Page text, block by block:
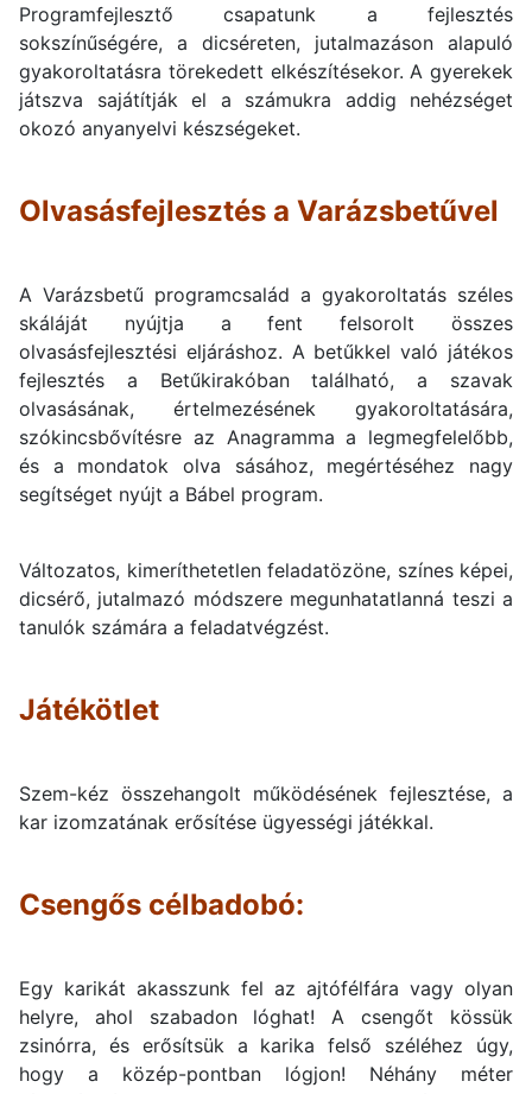
Programfejlesztő csapatunk a fejlesztés
sokszínűségére, a dicséreten, jutalmazáson alapuló
gyakoroltatásra törekedett elkészítésekor. A gyerekek
játszva sajátítják el a számukra addig nehézséget
okozó anyanyelvi készségeket.
Olvasásfejlesztés a Varázsbetűvel
A Varázsbetű programcsalád a gyakoroltatás széles
skáláját nyújtja a fent felsorolt összes
olvasásfejlesztési eljáráshoz. A betűkkel való játékos
fejlesztés a Betűkirakóban található, a szavak
olvasásának, értelmezésének gyakoroltatására,
szókincsbővítésre az Anagramma a legmegfelelőbb,
és a mondatok olva sásához, megértéséhez nagy
segítséget nyújt a Bábel program.
Változatos, kimeríthetetlen feladatözöne, színes képei,
dicsérő, jutalmazó módszere megunhatatlanná teszi a
tanulók számára a feladatvégzést.
Játékötlet
Szem-kéz összehangolt működésének fejlesztése, a
kar izomzatának erősítése ügyességi játékkal.
Csengős célbadobó:
Egy karikát akasszunk fel az ajtófélfára vagy olyan
helyre, ahol szabadon lóghat! A csengőt kössük
zsinórra, és erősítsük a karika felső széléhez úgy,
hogy a közép-pontban lógjon! Néhány méter